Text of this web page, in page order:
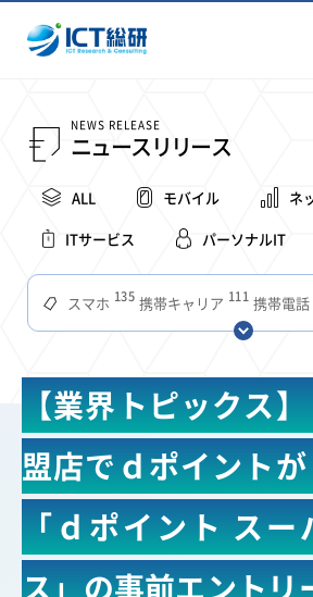
NEWS RELEASE
ニュースリリース
ALL モバイル
ネ
ITサービス
パーソナルIT
スマホ 135 携帯キャリア 111 携帯電話
スマートデバイス 68 通信速度 65 ビジネ
アプリ 51 つながりやすさ 51 電波状況
タブレット 38 インターネット 36 ビジネ
混雑環境 31 MVNO 28 SIM 27 電波 27 全国
22 22 22
電車 料金 16 所有状況 14 動画配信 14
ブロードバンド Android 移動中
【業界トピックス
盟店でｄポイント
「ｄポイント スー
ス」の事前エントリ